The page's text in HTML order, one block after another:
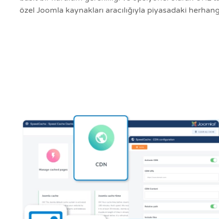
özel Joomla kaynakları aracılığıyla piyasadaki